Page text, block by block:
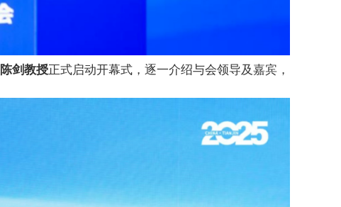
陈剑教授正式启动开幕式，逐一介绍与会领导及嘉宾，